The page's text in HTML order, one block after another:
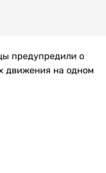
предупредили о
движения на одном